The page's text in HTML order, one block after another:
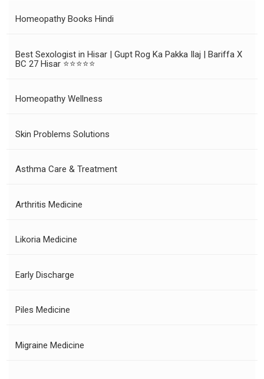
Homeopathy Books Hindi
Best Sexologist in Hisar | Gupt Rog Ka Pakka Ilaj | Bariffa X
BC 27 Hisar ⭐⭐⭐⭐⭐
Homeopathy Wellness
Skin Problems Solutions
Asthma Care & Treatment
Arthritis Medicine
Likoria Medicine
Early Discharge
Piles Medicine
Migraine Medicine